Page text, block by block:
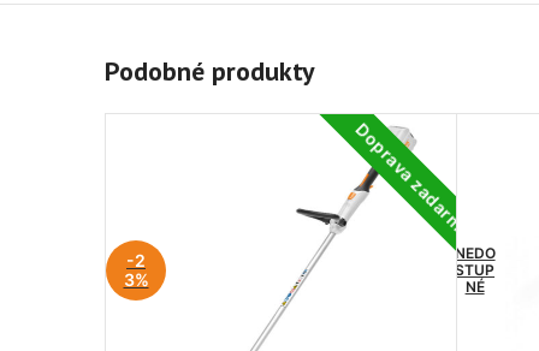
Podobné produkty
Doprava zadarmo
-2
3%
NEDO
STUP
NÉ